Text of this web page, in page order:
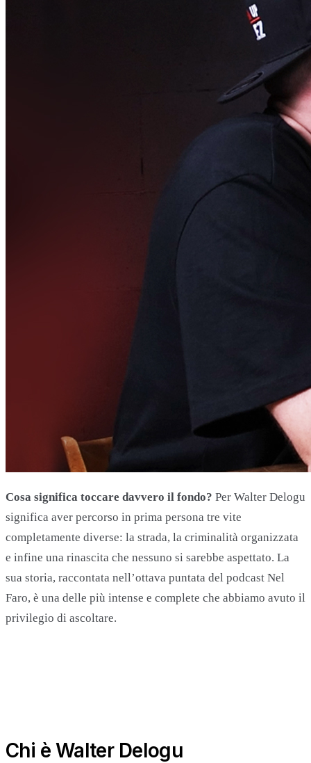
Cosa significa toccare davvero il fondo? Per Walter Delogu
significa aver percorso in prima persona tre vite
completamente diverse: la strada, la criminalità organizzata
e infine una rinascita che nessuno si sarebbe aspettato. La
sua storia, raccontata nell’ottava puntata del podcast Nel
Faro, è una delle più intense e complete che abbiamo avuto il
privilegio di ascoltare.
Chi è Walter Delogu